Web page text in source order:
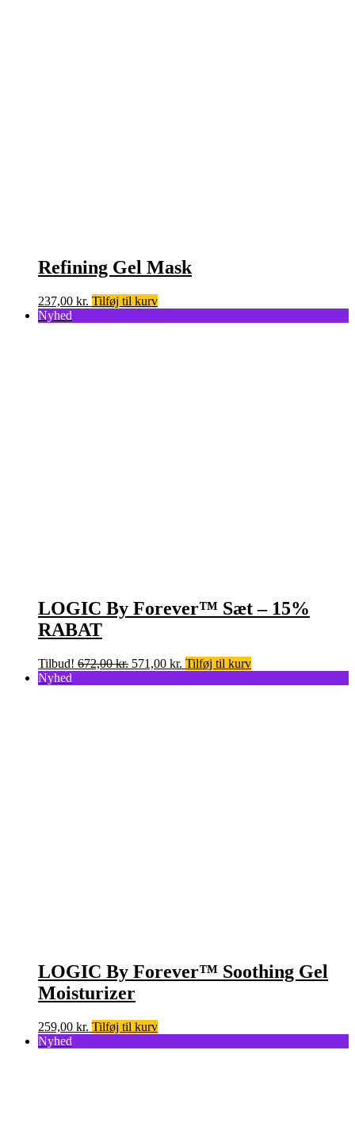
Refining Gel Mask
237,00 kr. Tilføj til kurv
Nyhed
LOGIC By Forever™ Sæt – 15%
RABAT
Tilbud! 672,00kr. Den
571,00 kr. Den
Tilføj til kurv
Nyhed
LOGIC By Forever™ Soothing Gel
Moisturizer
259,00 kr. Tilføj til kurv
Nyhed